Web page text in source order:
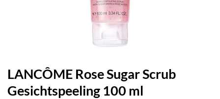
LANCÔME Rose Sugar Scrub
Gesichtspeeling 100 ml